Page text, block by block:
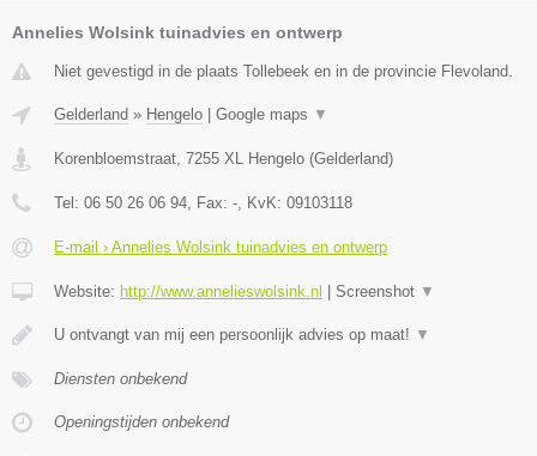
Annelies Wolsink tuinadvies en ontwerp
Niet gevestigd in de plaats Tollebeek en in de provincie Flevoland.
Gelderland » Hengelo Google maps ▼
Korenbloemstraat, 7255 XL Hengelo (Gelderland)
Tel: 06 50 26 06 94, Fax: -, KvK: 09103118
E-mail › Annelies Wolsink tuinadvies en ontwerp
Website: http://www.annelieswolsink.nl Screenshot ▼
U ontvangt van mij een persoonlijk advies op maat! ▼
Diensten onbekend
Openingstijden onbekend